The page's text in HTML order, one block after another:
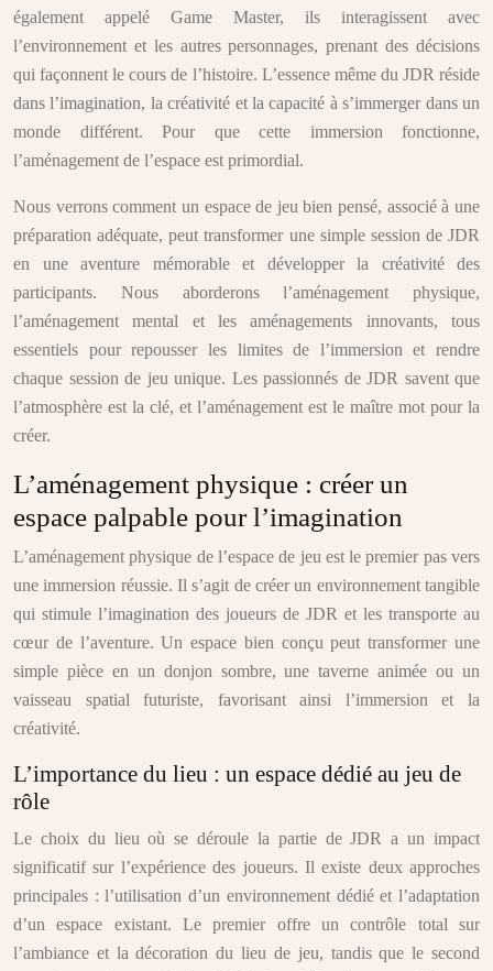
également appelé Game Master, ils interagissent avec
l’environnement et les autres personnages, prenant des décisions
qui façonnent le cours de l’histoire. L’essence même du JDR réside
dans l’imagination, la créativité et la capacité à s’immerger dans un
monde différent. Pour que cette immersion fonctionne,
l’aménagement de l’espace est primordial.
Nous verrons comment un espace de jeu bien pensé, associé à une
préparation adéquate, peut transformer une simple session de JDR
en une aventure mémorable et développer la créativité des
participants. Nous aborderons l’aménagement physique,
l’aménagement mental et les aménagements innovants, tous
essentiels pour repousser les limites de l’immersion et rendre
chaque session de jeu unique. Les passionnés de JDR savent que
l’atmosphère est la clé, et l’aménagement est le maître mot pour la
créer.
L’aménagement physique : créer un
espace palpable pour l’imagination
L’aménagement physique de l’espace de jeu est le premier pas vers
une immersion réussie. Il s’agit de créer un environnement tangible
qui stimule l’imagination des joueurs de JDR et les transporte au
cœur de l’aventure. Un espace bien conçu peut transformer une
simple pièce en un donjon sombre, une taverne animée ou un
vaisseau spatial futuriste, favorisant ainsi l’immersion et la
créativité.
L’importance du lieu : un espace dédié au jeu de
rôle
Le choix du lieu où se déroule la partie de JDR a un impact
significatif sur l’expérience des joueurs. Il existe deux approches
principales : l’utilisation d’un environnement dédié et l’adaptation
d’un espace existant. Le premier offre un contrôle total sur
l’ambiance et la décoration du lieu de jeu, tandis que le second